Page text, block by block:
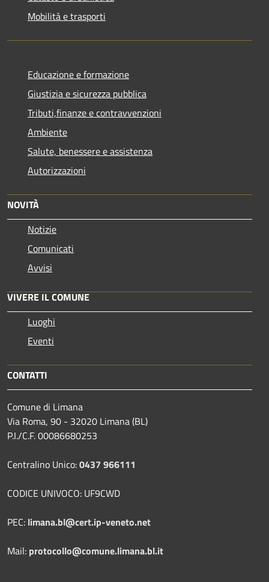
Mobilità e trasporti
Educazione e formazione
Giustizia e sicurezza pubblica
Tributi,finanze e contravvenzioni
Ambiente
Salute, benessere e assistenza
Autorizzazioni
NOVITÀ
Notizie
Comunicati
Avvisi
VIVERE IL COMUNE
Luoghi
Eventi
CONTATTI
Comune di Limana
Via Roma, 90 - 32020 Limana (BL)
P.I./C.F. 00086680253
Centralino Unico:0437 966111
CODICE UNIVOCO: UF9CWD
PEC: limana.bl@cert.ip-veneto.net
Mail: protocollo@comune.limana.bl.it